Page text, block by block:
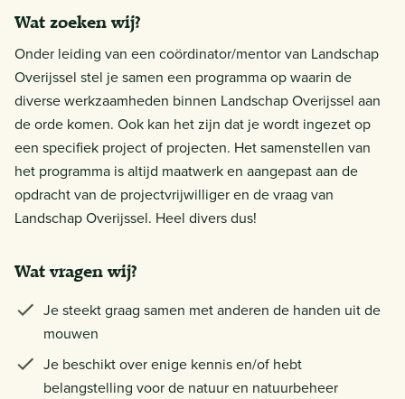
Wat zoeken wij?
Onder leiding van een coördinator/mentor van Landschap
Overijssel stel je samen een programma op waarin de
diverse werkzaamheden binnen Landschap Overijssel aan
de orde komen. Ook kan het zijn dat je wordt ingezet op
een specifiek project of projecten. Het samenstellen van
het programma is altijd maatwerk en aangepast aan de
opdracht van de projectvrijwilliger en de vraag van
Landschap Overijssel. Heel divers dus!
Wat vragen wij?
Je steekt graag samen met anderen de handen uit de
mouwen
Je beschikt over enige kennis en/of hebt
belangstelling voor de natuur en natuurbeheer